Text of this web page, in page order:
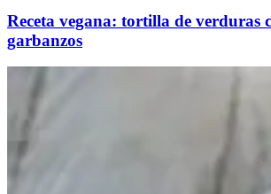
Receta vegana: tortilla de verduras
garbanzos